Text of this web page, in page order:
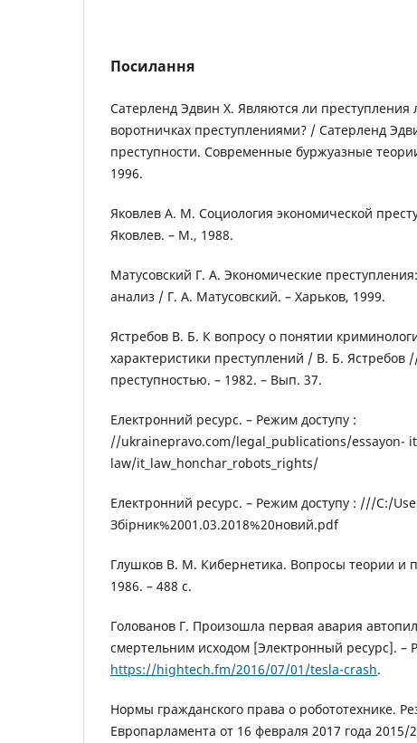
Посилання
Сатерленд Эдвин Х. Являются ли
воротничках преступлениями? / Сатерленд
преступности. Современные буржуазные
1996.
Яковлев А. М. Социология экономической
Яковлев. – М., 1988.
Матусовский Г. А. Экономические
анализ / Г. А. Матусовский. – Харьков, 1999.
Ястребов В. Б. К вопросу о понятии
характеристики преступлений / В. Б. Ястребов
преступностью. – 1982. – Вып. 37.
Електронний ресурс. – Режим доступу :
//ukrainepravo.com/legal_publications/essayon-
law/it_law_honchar_robots_rights/
Електронний ресурс. – Режим доступу : ///C:/
Збірник%2001.03.2018%20новий.pdf
Глушков В. М. Кибернетика. Вопросы теории и
1986. – 488 с.
Голованов Г. Произошла первая авария
смертельним исходом [Электронный ресурс]. –
https://hightech.fm/2016/07/01/tesla-crash.
Нормы гражданского права о робототехнике.
Европарламента от 16 февраля 2017 года 2015/